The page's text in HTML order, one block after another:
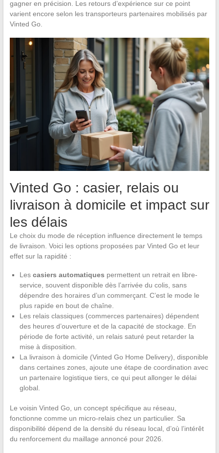
gagner en précision. Les retours d’expérience sur ce point
varient encore selon les transporteurs partenaires mobilisés par
Vinted Go.
Vinted Go : casier, relais ou
livraison à domicile et impact sur
les délais
Le choix du mode de réception influence directement le temps
de livraison. Voici les options proposées par Vinted Go et leur
effet sur la rapidité :
Les casiers automatiques permettent un retrait en libre-
service, souvent disponible dès l’arrivée du colis, sans
dépendre des horaires d’un commerçant. C’est le mode le
plus rapide en bout de chaîne.
Les relais classiques (commerces partenaires) dépendent
des heures d’ouverture et de la capacité de stockage. En
période de forte activité, un relais saturé peut retarder la
mise à disposition.
La livraison à domicile (Vinted Go Home Delivery), disponible
dans certaines zones, ajoute une étape de coordination avec
un partenaire logistique tiers, ce qui peut allonger le délai
global.
Le voisin Vinted Go, un concept spécifique au réseau,
fonctionne comme un micro-relais chez un particulier. Sa
disponibilité dépend de la densité du réseau local, d’où l’intérêt
du renforcement du maillage annoncé pour 2026.